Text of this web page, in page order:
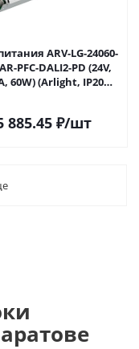
ARV-LG-24060-
PFC-DALI2-PD (24V,
60W) (Arlight, IP20
885.45₽/шт